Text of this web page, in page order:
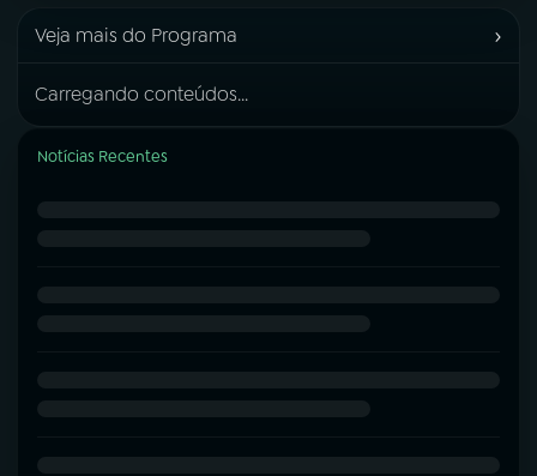
Veja mais do Programa ›
Carregando conteúdos...
Notícias Recentes